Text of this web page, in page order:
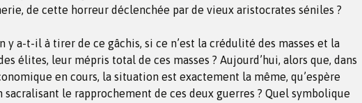
de cette horreur déclenchée par de vieux aristocrates séniles ?
y a-t-il à tirer de ce gâchis, si ce n’est la crédulité des masses et la
élites, leur mépris total de ces masses ? Aujourd’hui, alors que, dans
en cours, la situation est exactement la même, qu’espère
sacralisant le rapprochement de ces deux guerres ? Quel symbolique